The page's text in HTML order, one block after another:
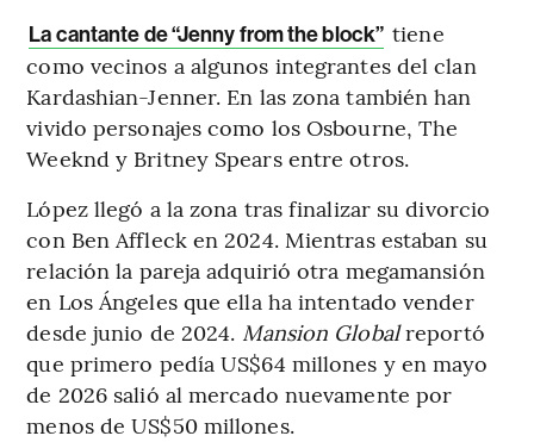
La cantante de “Jenny from the block” tiene
como vecinos a algunos integrantes del clan
Kardashian-Jenner. En las zona también han
vivido personajes como los Osbourne, The
Weeknd y Britney Spears entre otros.
López llegó a la zona tras finalizar su divorcio
con Ben Affleck en 2024. Mientras estaban su
relación la pareja adquirió otra megamansión
en Los Ángeles que ella ha intentado vender
desde junio de 2024. Mansion Globalreportó
que primero pedía US$64 millones y en mayo
de 2026 salió al mercado nuevamente por
menos de US$50 millones.